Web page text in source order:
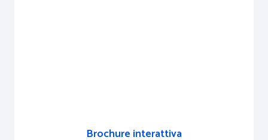
Brochure interattiva